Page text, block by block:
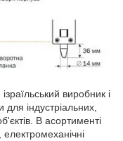
виробник і
для індустріальних,
В асортименті